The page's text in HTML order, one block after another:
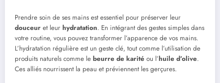
Prendre soin de ses mains est essentiel pour préserver leur
douceur et leur hydratation. En intégrant des gestes simples dans
votre routine, vous pouvez transformer l’apparence de vos mains.
L’hydratation régulière est un geste clé, tout comme l’utilisation de
produits naturels comme le beurre de karité ou l’huile d’olive.
Ces alliés nourrissent la peau et préviennent les gerçures.